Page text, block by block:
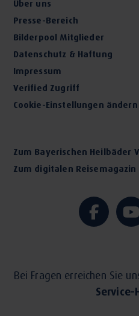
Über uns
Presse-Bereich
Bilderpool Mitglieder
Datenschutz & Haftung
Impressum
Verified Zugriff
Cookie-Einstellungen ändern
Zum Bayerischen Heilbäder
Zum digitalen
Bei Fragen erreichen Sie